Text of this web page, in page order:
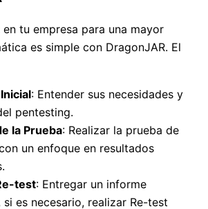
tu empresa para una mayor
es simple con DragonJAR. El
: Entender sus necesidades y
pentesting.
la Prueba: Realizar la prueba de
un enfoque en resultados
test: Entregar un informe
es necesario, realizar Re-test